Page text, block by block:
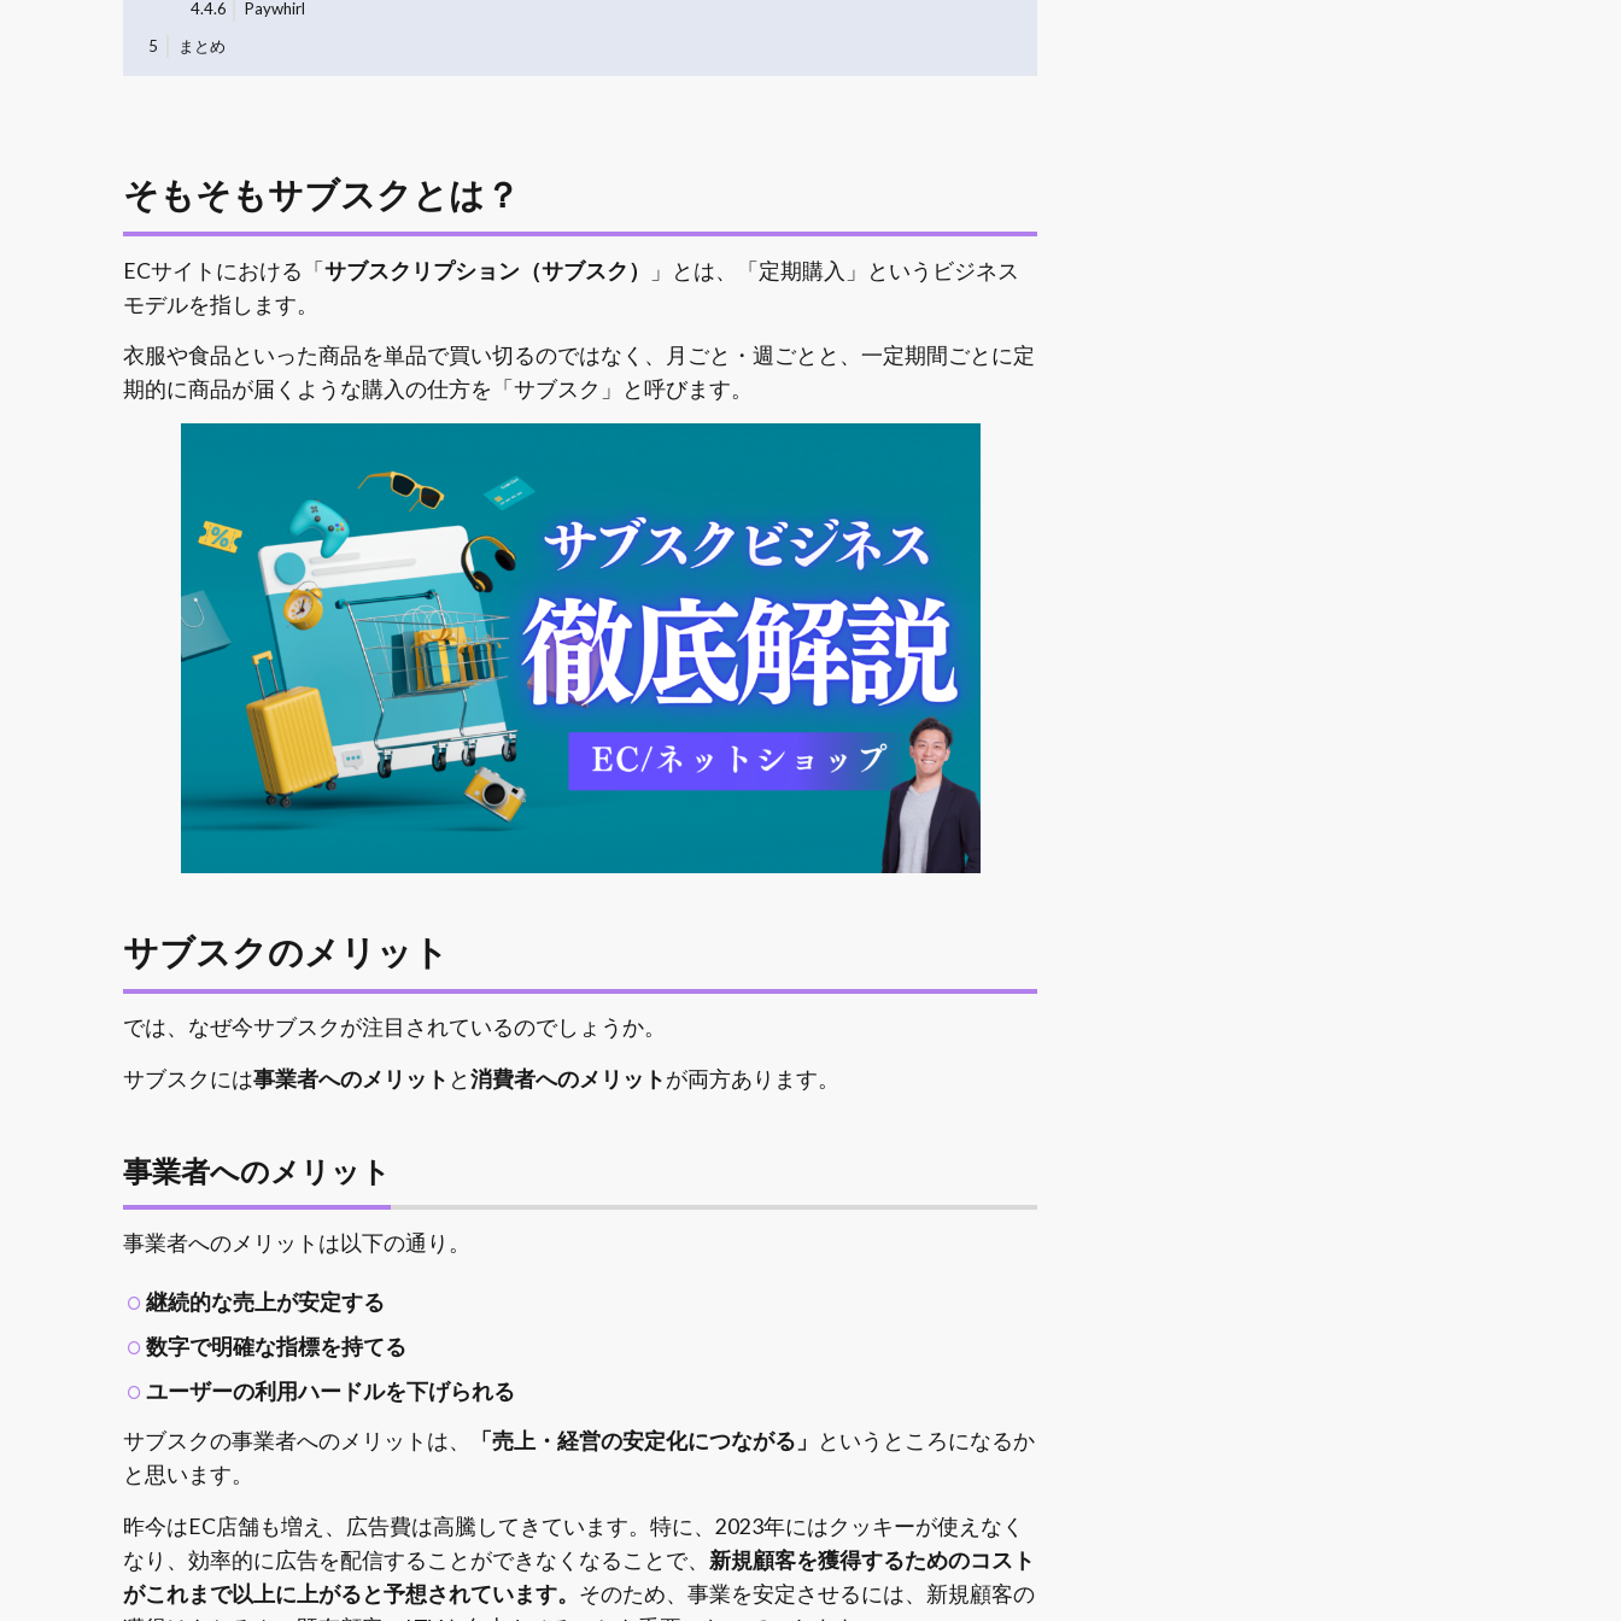
4.4.6
Paywhirl
5
まとめ
そもそもサブスクとは？
ECサイトにおける「サブスクリプション（サブスク）
」とは、「定期購入」というビジネス
モデルを指します。
衣服や食品といった商品を単品で買い切るのではなく、月ごと・週ごとと、一定期間ごとに定
期的に商品が届くような購入の仕方を「サブスク」と呼びます。
サブスクのメリット
では、なぜ今サブスクが注目されているのでしょうか。
サブスクには事業者へのメリット と消費者へのメリットが両方あります。
事業者へのメリット
事業者へのメリットは以下の通り。
継続的な売上が安定する
数字で明確な指標を持てる
ユーザーの利用ハードルを下げられる
サブスクの事業者へのメリットは、
「売上・経営の安定化につながる」
というところになるか
と思います。
昨今はEC店舗も増え、広告費は高騰してきています。特に、2023年にはクッキーが使えなく
なり、効率的に広告を配信することができなくなることで、 新規顧客を獲得するためのコスト
がこれまで以上に上がると予想されています。 そのため、事業を安定させるには、新規顧客の